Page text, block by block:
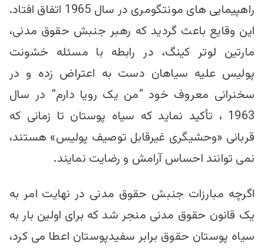
راهپیمایی های مونتگومری در سال 1965 اتفاق افتاد.
این وقایع باعث گردید که رهبر جنبش حقوق مدنی،
مارتین لوتر کینگ، در رابطه با مسئله خشونت
پولیس علیه سیاهان دست به اعتراض زده و در
سخنرانی معروف خود “من یک رویا دارم” در سال
1963 ، تأکید نماید که سیاه پوستان تا زمانی که
قربانی «وحشیگری غیرقابل توصیف پولیس» هستند،
نمی توانند احساس آرامش و رضایت نمایند.
اگرچه مبارزات جنبش حقوق مدنی در نهایت امر به
یک قانون حقوق مدنی منجر شد که برای اولین بار به
سیاه پوستان حقوق برابر سفیدپوستان اعطا می کرد،